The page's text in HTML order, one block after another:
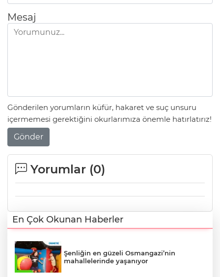
Mesaj
Gönderilen yorumların küfür, hakaret ve suç unsuru
içermemesi gerektiğini okurlarımıza önemle hatırlatırız!
Gönder
Yorumlar (0)
En Çok Okunan Haberler
Şenliğin en güzeli Osmangazi’nin
mahallelerinde yaşanıyor